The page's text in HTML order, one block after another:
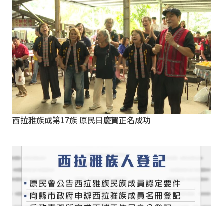
西拉雅族成第17族 原民日慶賀正名成功